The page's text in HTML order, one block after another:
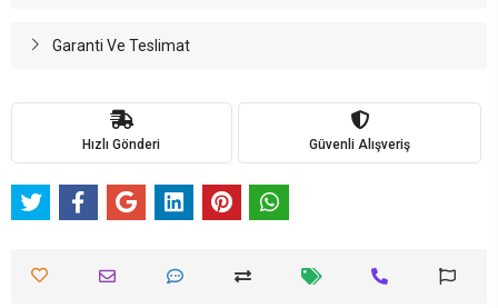
Garanti Ve Teslimat
Hızlı Gönderi Güvenli Alışveriş